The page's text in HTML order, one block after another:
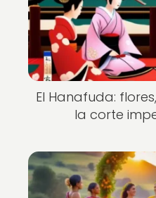
El Hanafuda:
la corte